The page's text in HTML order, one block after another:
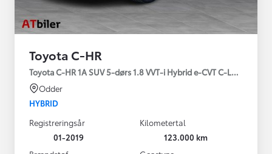
Toyota C-HR
Toyota C-HR 1A SUV 5-dørs 1.8 VVT-i Hybrid e-CVT C-LUB -
Odder
HYBRID
Registreringsår
01-2019
Kilometertal
123.000 km